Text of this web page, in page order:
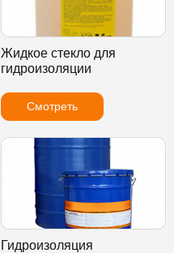
Жидкое стекло для
гидроизоляции
Смотреть
Гидроизоляция